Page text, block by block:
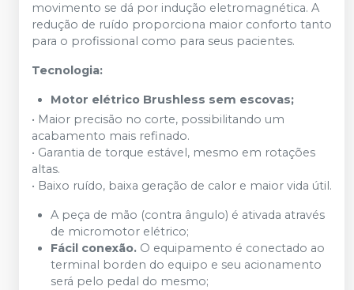
movimento se dá por indução eletromagnética. A
redução de ruído proporciona maior conforto tanto
para o profissional como para seus pacientes.
Tecnologia:
Motor elétrico Brushless sem escovas;
• Maior precisão no corte, possibilitando um
acabamento mais refinado.
• Garantia de torque estável, mesmo em rotações
altas.
• Baixo ruído, baixa geração de calor e maior vida útil.
A peça de mão (contra ângulo) é ativada através
de micromotor elétrico;
Fácil conexão. O equipamento é conectado ao
terminal borden do equipo e seu acionamento
será pelo pedal do mesmo;